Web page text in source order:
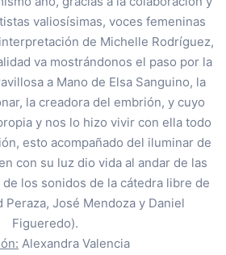
valiosísimas, voces femeninas
de Michelle Rodríguez,
va mostrándonos el paso por la
a Mano de Elsa Sanguino, la
la creadora del embrión, y cuyo
y nos lo hizo vivir con ella todo
esto acompañado del iluminar de
con su luz dio vida al andar de las
los sonidos de la cátedra libre de
Peraza, José Mendoza y Daniel
Figueredo).
Alexandra Valencia